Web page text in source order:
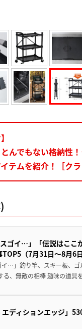
んでもない格納性
テムを紹介！［クラ
ゴイ…」「伝説はこ
（7月31日〜8月6日
…」釣り竿、スキー板、ゴ
、無敵の相棒 趣味の道具
ディションエッジ」